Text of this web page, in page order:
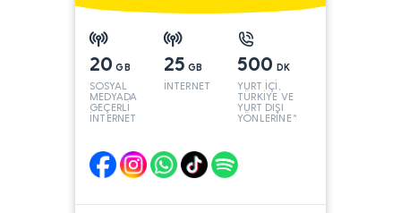
20 GB
SOSYAL
MEDYADA
GEÇERLİ
İNTERNET
25 GB
İNTERNET
500 DK
YURT İÇİ,
TÜRKİYE VE
YURT DIŞI
YÖNLERİNE*